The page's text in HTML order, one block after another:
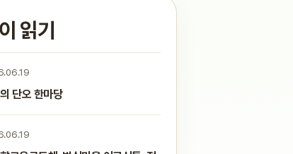
읽기
단오 한마당